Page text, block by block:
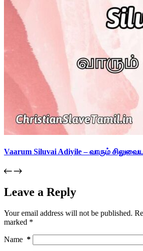
Vaarum Siluvai Adiyile – வாரும்
Leave a Reply
Your email address will not be published.
marked *
Name *